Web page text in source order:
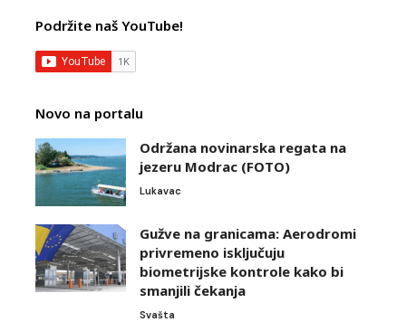
Podržite naš YouTube!
Novo na portalu
Održana novinarska regata na
jezeru Modrac (FOTO)
Lukavac
Gužve na granicama: Aerodromi
privremeno isključuju
biometrijske kontrole kako bi
smanjili čekanja
Svašta